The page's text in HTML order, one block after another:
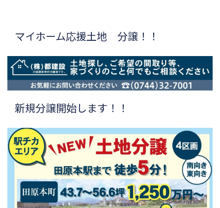
マイホーム応援土地 分譲！！
新規分譲開始します！！